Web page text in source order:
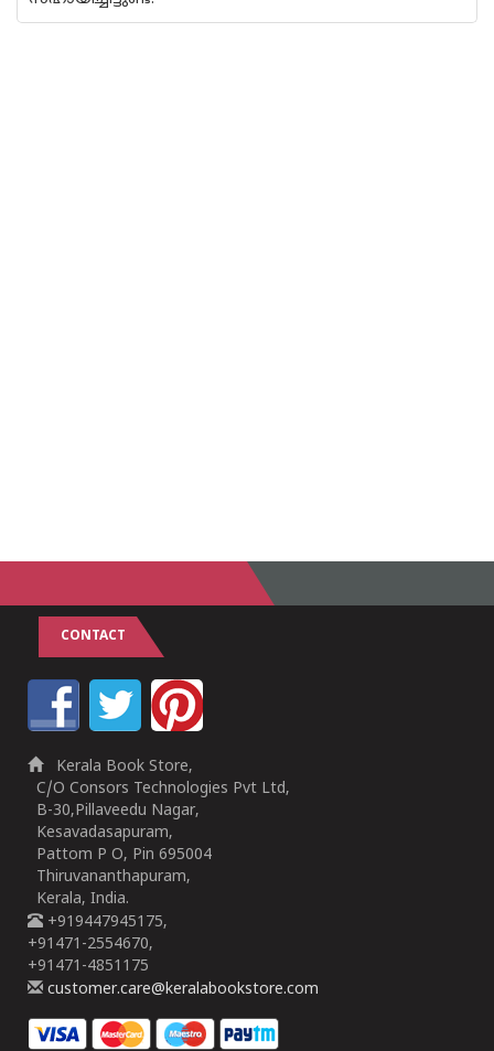
CONTACT
Kerala Book Store,
C/O Consors Technologies Pvt Ltd,
B-30,Pillaveedu Nagar,
Kesavadasapuram,
Pattom P O, Pin 695004
Thiruvananthapuram,
Kerala, India.
+919447945175,
+91471-2554670,
+91471-4851175
customer.care@keralabookstore.com